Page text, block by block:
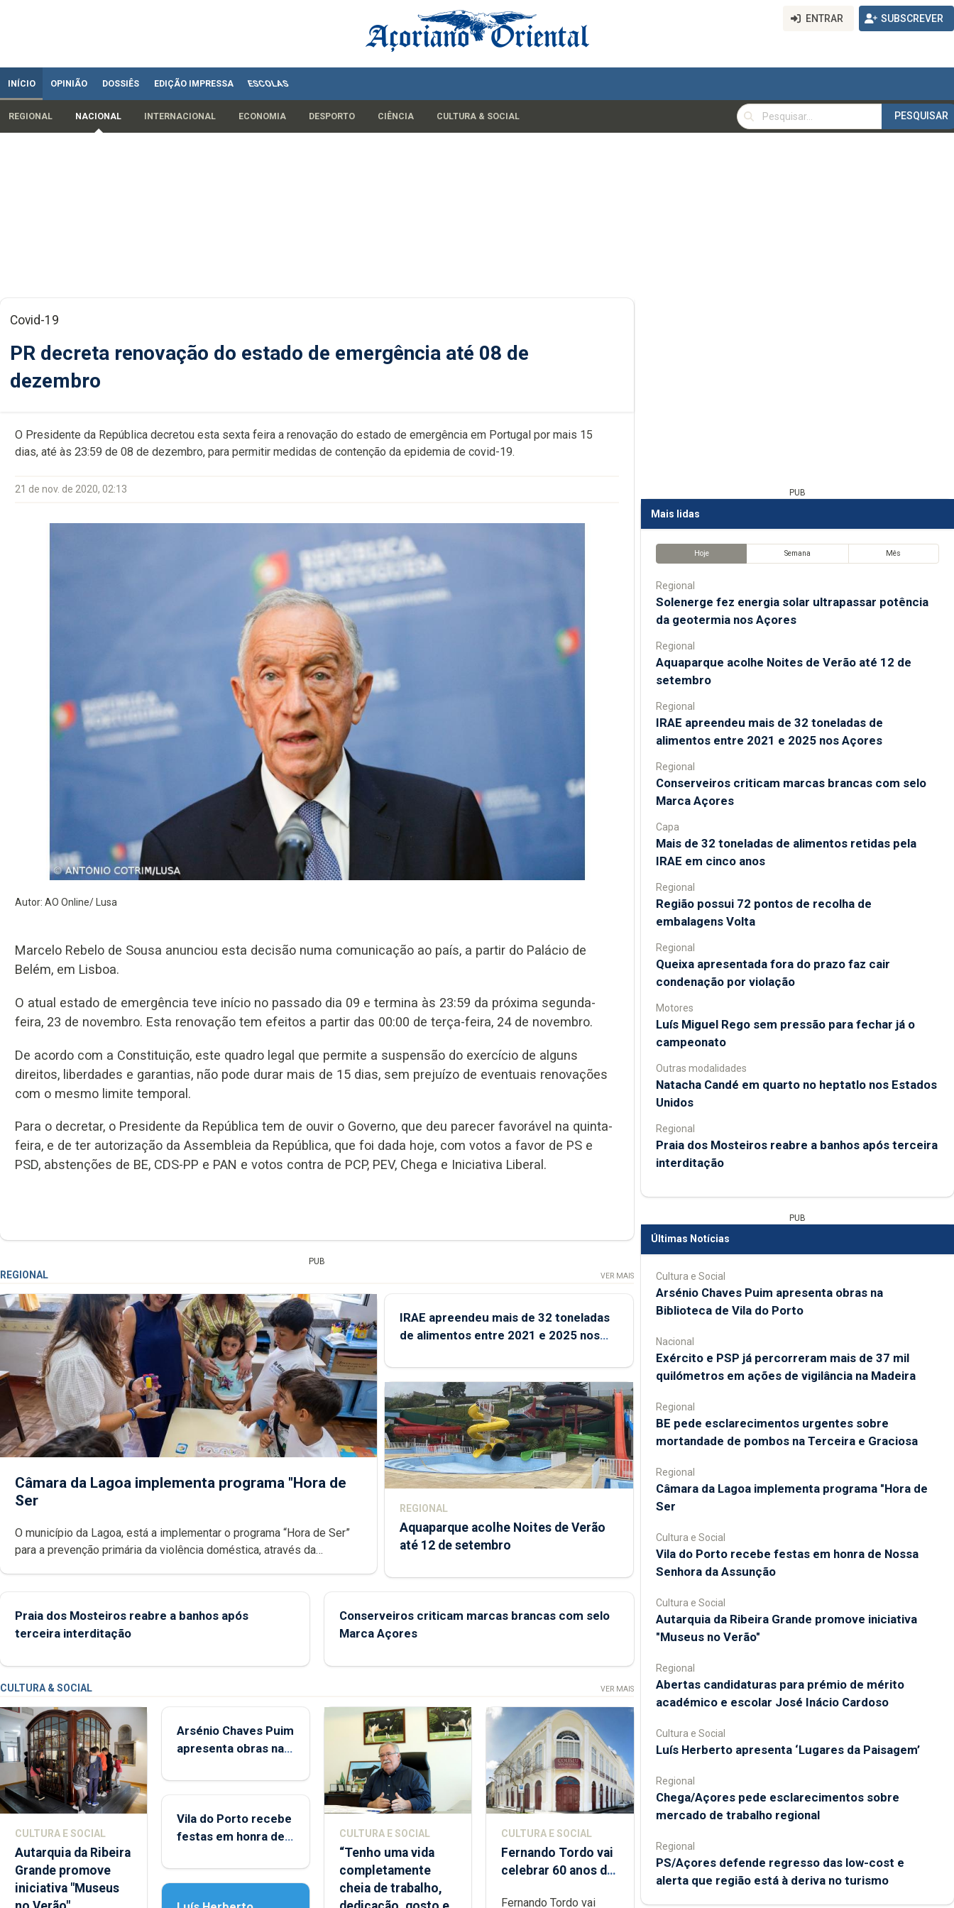
ENTRAR SUBSCREVER
INÍCIO OPINIÃO DOSSIÊS EDIÇÃO IMPRESSA ESCOLAS
REGIONAL NACIONAL INTERNACIONAL ECONOMIA DESPORTO CIÊNCIA CULTURA & SOCIAL
PESQUISAR
PESQUISAR
Covid-19
PR decreta renovação do estado de emergência até 08 de
dezembro
O Presidente da República decretou esta sexta feira a renovação do estado de emergência em Portugal por mais 15
dias, até às 23:59 de 08 de dezembro, para permitir medidas de contenção da epidemia de covid-19.
21 de nov. de 2020, 02:13
Autor: AO Online/ Lusa
Marcelo Rebelo de Sousa anunciou esta decisão numa comunicação ao país, a partir do Palácio de
Belém, em Lisboa.
O atual estado de emergência teve início no passado dia 09 e termina às 23:59 da próxima segunda-
feira, 23 de novembro. Esta renovação tem efeitos a partir das 00:00 de terça-feira, 24 de novembro.
De acordo com a Constituição, este quadro legal que permite a suspensão do exercício de alguns
direitos, liberdades e garantias, não pode durar mais de 15 dias, sem prejuízo de eventuais renovações
com o mesmo limite temporal.
Para o decretar, o Presidente da República tem de ouvir o Governo, que deu parecer favorável na quinta-
feira, e de ter autorização da Assembleia da República, que foi dada hoje, com votos a favor de PS e
PSD, abstenções de BE, CDS-PP e PAN e votos contra de PCP, PEV, Chega e Iniciativa Liberal.
PUB
REGIONAL VER MAIS
Câmara da Lagoa implementa programa "Hora de
Ser
O município da Lagoa, está a implementar o programa “Hora de Ser”
para a prevenção primária da violência doméstica, através da
IRAE apreendeu mais de 32 toneladas
de alimentos entre 2021 e 2025 nos
REGIONAL
Aquaparque acolhe Noites de Verão
até 12 de setembro
Praia dos Mosteiros reabre a banhos após
terceira interditação
Conserveiros criticam marcas brancas com selo
Marca Açores
CULTURA & SOCIAL VER MAIS
CULTURA E SOCIAL
Autarquia da Ribeira
Grande promove
iniciativa "Museus
Arsénio Chaves Puim
apresenta obras na
Porto
Vila do Porto recebe
festas em honra de
Assunção
CULTURA E SOCIAL
“Tenho uma vida
completamente
cheia de trabalho,
CULTURA E SOCIAL
Fernando Tordo vai
celebrar 60 anos de
Fernando Tordo vai
PUB
Mais lidas
Hoje Semana Mês
Regional
Solenerge fez energia solar ultrapassar potência
da geotermia nos Açores
Regional
Aquaparque acolhe Noites de Verão até 12 de
setembro
Regional
IRAE apreendeu mais de 32 toneladas de
alimentos entre 2021 e 2025 nos Açores
Regional
Conserveiros criticam marcas brancas com selo
Marca Açores
Capa
Mais de 32 toneladas de alimentos retidas pela
IRAE em cinco anos
Regional
Região possui 72 pontos de recolha de
embalagens Volta
Regional
Queixa apresentada fora do prazo faz cair
condenação por violação
Motores
Luís Miguel Rego sem pressão para fechar já o
campeonato
Outras modalidades
Natacha Candé em quarto no heptatlo nos Estados
Unidos
Regional
Praia dos Mosteiros reabre a banhos após terceira
interditação
PUB
Últimas Notícias
Cultura e Social
Arsénio Chaves Puim apresenta obras na
Biblioteca de Vila do Porto
Nacional
Exército e PSP já percorreram mais de 37 mil
quilómetros em ações de vigilância na Madeira
Regional
BE pede esclarecimentos urgentes sobre
mortandade de pombos na Terceira e Graciosa
Regional
Câmara da Lagoa implementa programa "Hora de
Ser
Cultura e Social
Vila do Porto recebe festas em honra de Nossa
Senhora da Assunção
Cultura e Social
Autarquia da Ribeira Grande promove iniciativa
"Museus no Verão"
Regional
Abertas candidaturas para prémio de mérito
académico e escolar José Inácio Cardoso
Cultura e Social
Luís Herberto apresenta ‘Lugares da Paisagem’
Regional
Chega/Açores pede esclarecimentos sobre
mercado de trabalho regional
Regional
PS/Açores defende regresso das low-cost e
alerta que região está à deriva no turismo